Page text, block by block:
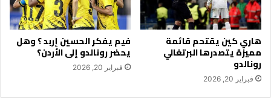
هاري كين يقتحم قائمة
مميزة يتصدرها البرتغالي
رونالدو
فبراير 20, 2026
فيم يفكر الحسين إربد ؟ وهل
يحضر رونالدو إلى الأردن؟
فبراير 20, 2026